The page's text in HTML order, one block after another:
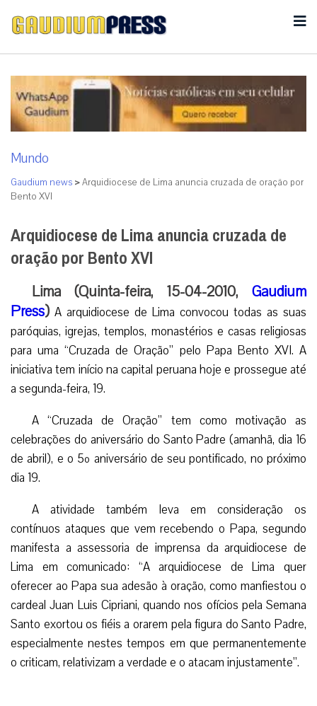
Mundo
Gaudium news >Arquidiocese de Lima anuncia cruzada de oração por
Bento XVI
Arquidiocese de Lima anuncia cruzada de
oração por Bento XVI
Lima (Quinta-feira, 15-04-2010, Gaudium
Press) A arquidiocese de Lima convocou todas as suas
paróquias, igrejas, templos, monastérios e casas religiosas
para uma “Cruzada de Oração” pelo Papa Bento XVI. A
iniciativa tem início na capital peruana hoje e prossegue até
a segunda-feira, 19.
A “Cruzada de Oração” tem como motivação as
celebrações do aniversário do Santo Padre (amanhã, dia 16
de abril), e o 5º aniversário de seu pontificado, no próximo
dia 19.
A atividade também leva em consideração os
contínuos ataques que vem recebendo o Papa, segundo
manifesta a assessoria de imprensa da arquidiocese de
Lima em comunicado: “A arquidiocese de Lima quer
oferecer ao Papa sua adesão à oração, como manfiestou o
cardeal Juan Luis Cipriani, quando nos ofícios pela Semana
Santo exortou os fiéis a orarem pela figura do Santo Padre,
especialmente nestes tempos em que permanentemente
o criticam, relativizam a verdade e o atacam injustamente”.